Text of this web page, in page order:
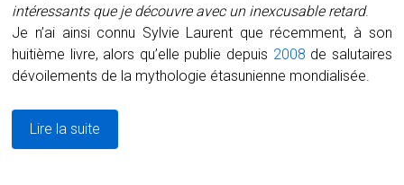
intéressants que je découvre avec un inexcusable retard.
Je n’ai ainsi connu Sylvie Laurent que récemment, à son
huitième livre, alors qu’elle publie depuis 2008 de salutaires
dévoilements de la mythologie étasunienne mondialisée.
Lire la suite